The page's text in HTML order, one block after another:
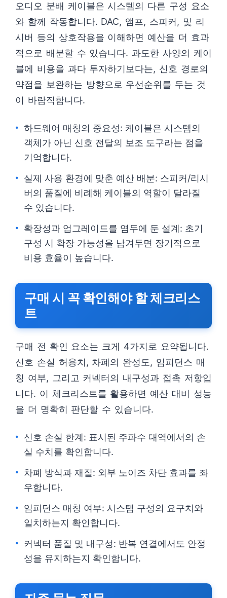
오디오 분배 케이블은 시스템의 다른 구성 요소
와 함께 작동합니다. DAC, 앰프, 스피커, 및 리
시버 등의 상호작용을 이해하면 예산을 더 효과
적으로 배분할 수 있습니다. 과도한 사양의 케이
블에 비용을 과다 투자하기보다는, 신호 경로의
약점을 보완하는 방향으로 우선순위를 두는 것
이 바람직합니다.
하드웨어 매칭의 중요성: 케이블은 시스템의
객체가 아닌 신호 전달의 보조 도구라는 점을
기억합니다.
실제 사용 환경에 맞춘 예산 배분: 스피커/리시
버의 품질에 비례해 케이블의 역할이 달라질
수 있습니다.
확장성과 업그레이드를 염두에 둔 설계: 초기
구성 시 확장 가능성을 남겨두면 장기적으로
비용 효율이 높습니다.
구매 시 꼭 확인해야 할 체크리스
트
구매 전 확인 요소는 크게 4가지로 요약됩니다.
신호 손실 허용치, 차폐의 완성도, 임피던스 매
칭 여부, 그리고 커넥터의 내구성과 접촉 저항입
니다. 이 체크리스트를 활용하면 예산 대비 성능
을 더 명확히 판단할 수 있습니다.
신호 손실 한계: 표시된 주파수 대역에서의 손
실 수치를 확인합니다.
차폐 방식과 재질: 외부 노이즈 차단 효과를 좌
우합니다.
임피던스 매칭 여부: 시스템 구성의 요구치와
일치하는지 확인합니다.
커넥터 품질 및 내구성: 반복 연결에서도 안정
성을 유지하는지 확인합니다.